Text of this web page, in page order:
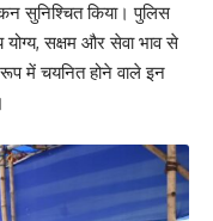
सुनिश्चित किया। पुलिस
योग्य, सक्षम और सेवा भाव से
रूप में चयनित होने वाले इन